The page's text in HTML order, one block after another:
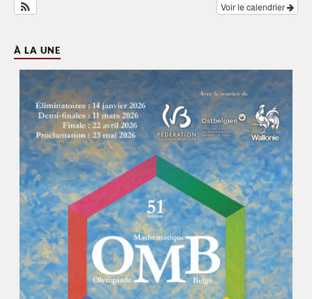
Voir le calendrier
À LA UNE